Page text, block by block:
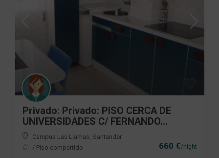
660 €/night
Privado: Privado: PISO CERCA DE
UNIVERSIDADES C/ FERNANDO...
Campus Las Llamas Santander
/ Piso compartido